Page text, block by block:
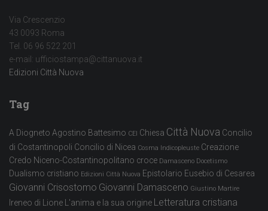
Via Crescenzio
43 0093 Roma
Tel. 06 96 522 201
e-mail: ufficiostampa@cittanuova.it
Edizioni Città Nuova
Tag
A Diogneto Agostino Battesimo CEI Chiesa Città Nuova Concilio
di Costantinopoli Concilio di Nicea Cosma Indicopleuste Creazione
Credo Niceno-Costantinopolitano croce Damasceno Docetismo
Dualismo cristiano Edizioni Città Nuova Epistolario Eusebio di Cesarea
Giovanni Crisostomo Giovanni Damasceno Giustino Martire
Ireneo di Lione L'anima e la sua origine Letteratura cristiana